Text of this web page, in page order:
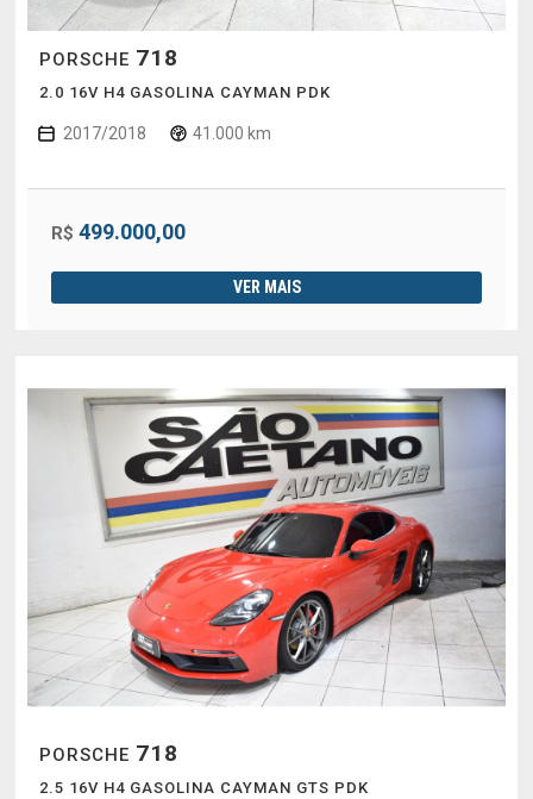
PORSCHE 718
2.0 16V H4 GASOLINA CAYMAN PDK
2017/2018 41.000 km
R$ 499.000,00
VER MAIS
PORSCHE 718
2.5 16V H4 GASOLINA CAYMAN GTS PDK